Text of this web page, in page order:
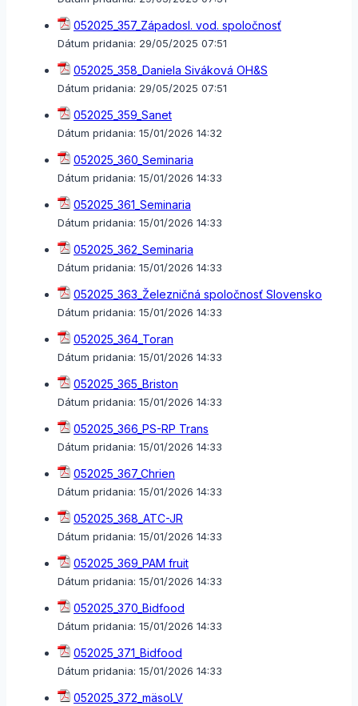
052025_357_Západosl. vod. spoločnosť
Dátum pridania: 29/05/2025 07:51
052025_358_Daniela Siváková OH&S
Dátum pridania: 29/05/2025 07:51
052025_359_Sanet
Dátum pridania: 15/01/2026 14:32
052025_360_Seminaria
Dátum pridania: 15/01/2026 14:33
052025_361_Seminaria
Dátum pridania: 15/01/2026 14:33
052025_362_Seminaria
Dátum pridania: 15/01/2026 14:33
052025_363_Železničná spoločnosť Slovensko
Dátum pridania: 15/01/2026 14:33
052025_364_Toran
Dátum pridania: 15/01/2026 14:33
052025_365_Briston
Dátum pridania: 15/01/2026 14:33
052025_366_PS-RP Trans
Dátum pridania: 15/01/2026 14:33
052025_367_Chrien
Dátum pridania: 15/01/2026 14:33
052025_368_ATC-JR
Dátum pridania: 15/01/2026 14:33
052025_369_PAM fruit
Dátum pridania: 15/01/2026 14:33
052025_370_Bidfood
Dátum pridania: 15/01/2026 14:33
052025_371_Bidfood
Dátum pridania: 15/01/2026 14:33
052025_372_mäsoLV